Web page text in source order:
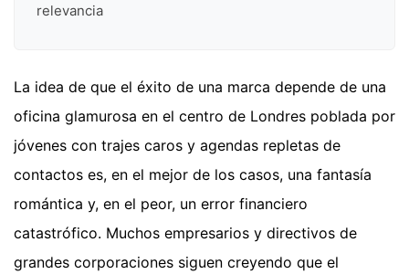
relevancia
La idea de que el éxito de una marca depende de una
oficina glamurosa en el centro de Londres poblada por
jóvenes con trajes caros y agendas repletas de
contactos es, en el mejor de los casos, una fantasía
romántica y, en el peor, un error financiero
catastrófico. Muchos empresarios y directivos de
grandes corporaciones siguen creyendo que el